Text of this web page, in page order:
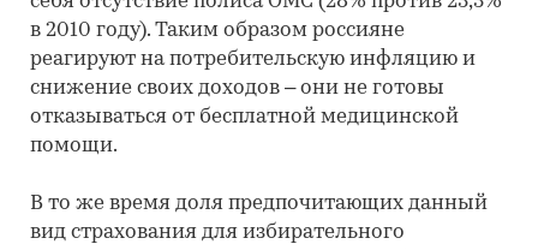
в 2010 году). Таким образом россияне
реагируют на потребительскую инфляцию и
снижение своих доходов – они не готовы
отказываться от бесплатной медицинской
помощи.
В то же время доля предпочитающих данный
вид страхования для избирательного